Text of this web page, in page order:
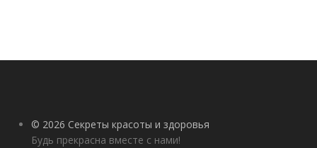
© 2026 Секреты красоты и здоровья
Будь прекрасна вместе с нами!